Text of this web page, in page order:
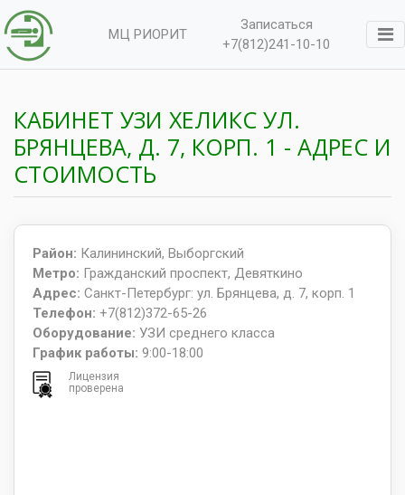
МЦ РИОРИТ
Записаться
+7(812)241-10-10
КАБИНЕТ УЗИ ХЕЛИКС УЛ.
БРЯНЦЕВА, Д. 7, КОРП. 1 - АДРЕС И
СТОИМОСТЬ
Район: Калининский, Выборгский
Метро: Гражданский проспект, Девяткино
Адрес: Санкт-Петербург: ул. Брянцева, д. 7, корп. 1
Телефон: +7(812)372-65-26
Оборудование: УЗИ среднего класса
График работы: 9:00-18:00
Лицензия
проверена